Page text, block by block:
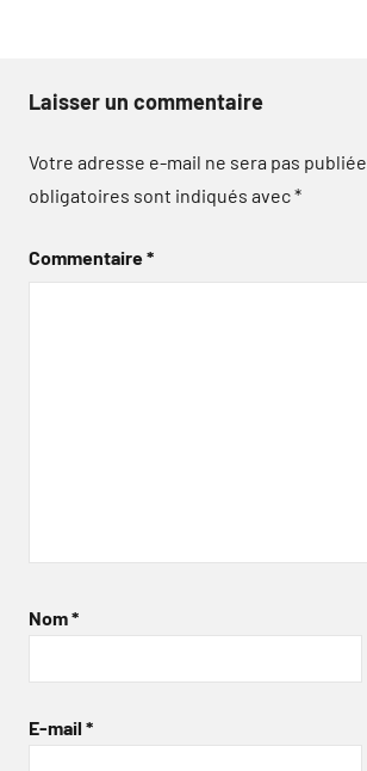
Laisser un commentaire
Votre adresse e-mail ne sera pas publiée.
obligatoires sont indiqués avec*
Commentaire*
Nom*
E-mail *